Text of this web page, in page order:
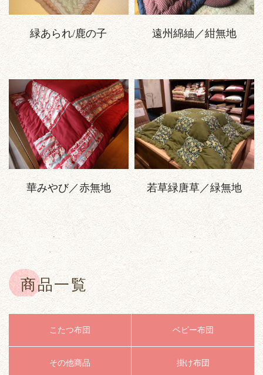
緑あられ/鹿の子 遠州綿紬／紺無地
華みやび／赤無地 若草緑唐草／緑無地
商品一覧
こたつ布団 ベビー布団
その他商品 掛け布団